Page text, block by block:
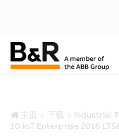
主页 下载 Industrial
10 IoT Enterprise 2016